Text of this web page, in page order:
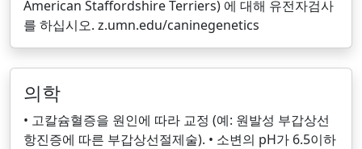
American Staffordshire Terriers) 에 대해 유전자검사
를 하십시오. z.umn.edu/caninegenetics
의학
• 고칼슘혈증을 원인에 따라 교정 (예: 원발성 부갑상선
항진증에 따른 부갑상선절제술). • 소변의 pH가 6.5이하